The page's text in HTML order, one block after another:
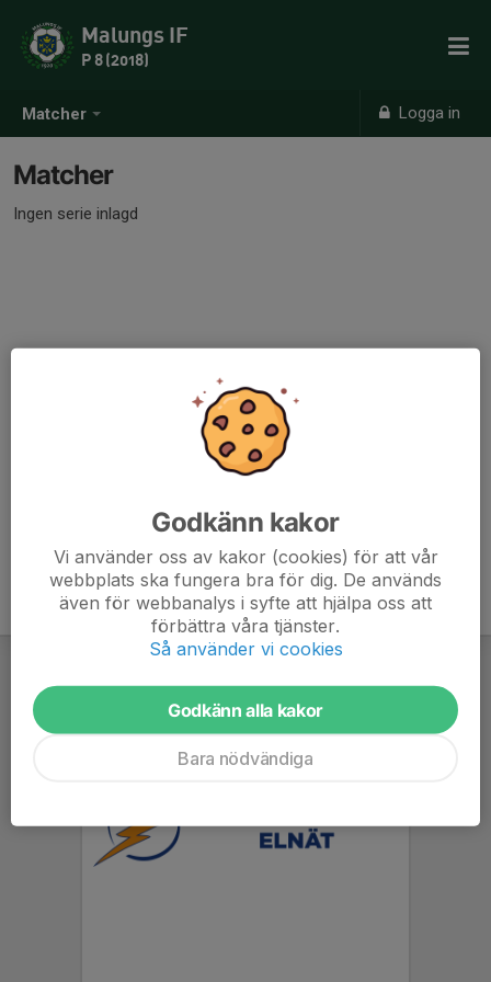
Matcher Logga in
Malungs IF
P 8 (2018)
Matcher
Ingen serie inlagd
Godkänn kakor
Vi använder oss av kakor (cookies) för att vår
webbplats ska fungera bra för dig. De används
även för webbanalys i syfte att hjälpa oss att
förbättra våra tjänster.
Så använder vi cookies
Godkänn alla kakor
Bara nödvändiga